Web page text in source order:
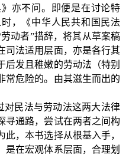
亦不问。即便是在讨论特
，《中华人民共和国民法
劳动者”措辞，将其从草案稿
司法适用层面，亦是各行其
后发且稚嫩的劳动法（特别
常危险的。由其滋生而出的
对民法与劳动法这两大法律
寻通路，尝试在两者之间构
，本书选择从根基入手，
是在宏观体系层面，合理划